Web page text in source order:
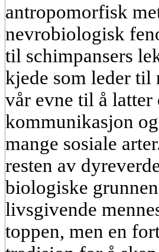
antropomorfisk
nevrobiologisk
til schimpansers
kjede som leder til
vår evne til å latter
kommunikasjon
mange sosiale
resten av
biologiske
livsgivende
toppen, men en